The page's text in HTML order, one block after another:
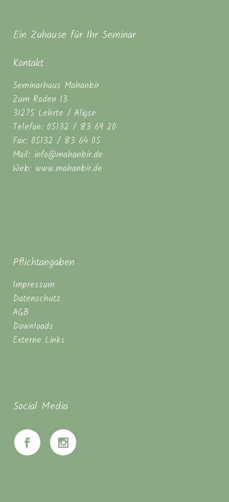
Ein Zuhause für Ihr Seminar
Kontakt
Seminarhaus Mahanbir
Zum Roden 13
31275 Lehrte / Aligse
Telefon: 05132 / 83 69 20
Fax: 05132 / 83 64 05
Mail: info@mahanbir.de
Web: www.mahanbir.de
Pflichtangaben
Impressum
Datenschutz
AGB
Downloads
Externe Links
Social Media